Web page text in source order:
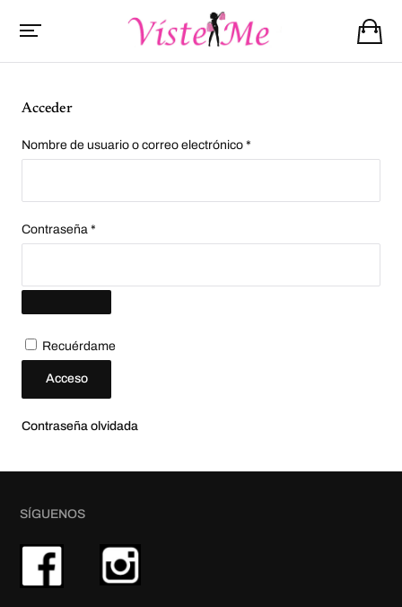
Acceder
Nombre de usuario o correo electrónico *
b
r
Contraseña *
b
a
o
i
o
Recuérdame
Acceso
Contraseña olvidada
SÍGUENOS